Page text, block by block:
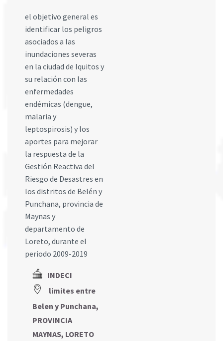
el objetivo general es
identificar los peligros
asociados a las
inundaciones severas
en la ciudad de Iquitos y
su relación con las
enfermedades
endémicas (dengue,
malaria y
leptospirosis) y los
aportes para mejorar
la respuesta de la
Gestión Reactiva del
Riesgo de Desastres en
los distritos de Belén y
Punchana, provincia de
Maynas y
departamento de
Loreto, durante el
periodo 2009-2019
INDECI
limites entre
Belen y Punchana,
PROVINCIA
MAYNAS, LORETO